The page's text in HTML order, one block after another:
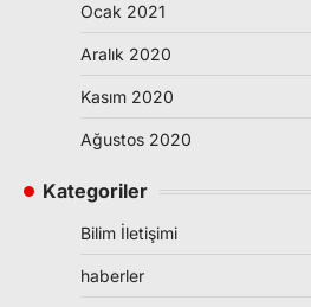
Ocak 2021
Aralık 2020
Kasım 2020
Ağustos 2020
Kategoriler
Bilim İletişimi
haberler